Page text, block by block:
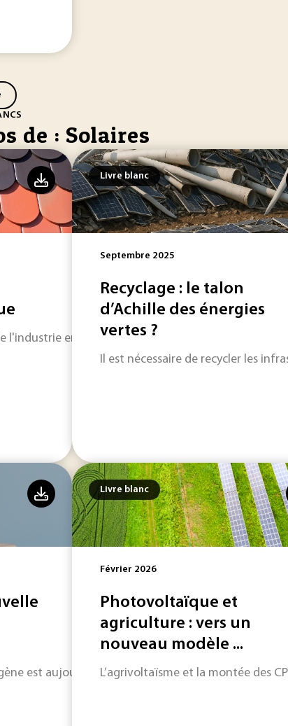
de : Solaires
l'industrie en marche
Livre blanc
Septembre 2025
Recyclage : le talon
d’Achille des énergies
vertes ?
Il est nécessaire de recycler les
est aujourd’hui en pleine mutation.
Livre blanc
Février 2026
Photovoltaïque et
agriculture : vers un
nouveau modèle ...
L’agrivoltaïsme et la montée des